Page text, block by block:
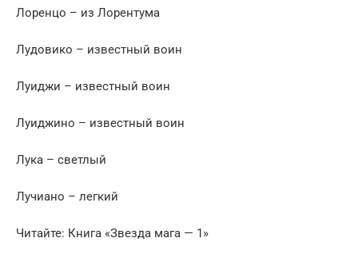
Лоренцо – из Лорентума
Лудовико – известный воин
Луиджи – известный воин
Луиджино – известный воин
Лука – светлый
Лучиано – легкий
Читайте: Книга «Звезда мага — 1»